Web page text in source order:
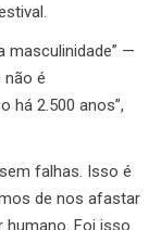
masculinidade” —
é
há 2.500 anos”,
falhas. Isso é
de nos afastar
humano. Foi isso